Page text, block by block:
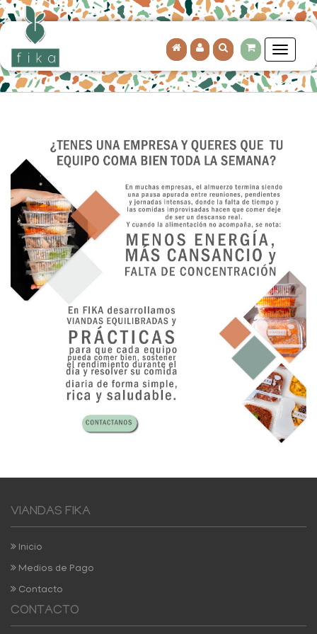
Menu
de
VIANDAS FIKA
Inicio
Medios de Pago
Contacto
CONTACTO